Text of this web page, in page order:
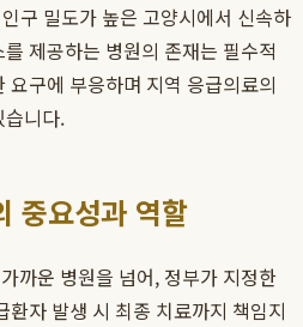
구 밀도가 높은 고양시에서 신속하
제공하는 병원의 존재는 필수적
요구에 부응하며 지역 응급의료의
습니다.
중요성과 역할
까운 병원을 넘어, 정부가 지정한
자 발생 시 최종 치료까지 책임지